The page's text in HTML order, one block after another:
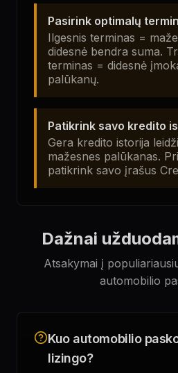
Pasirink optimalų
Ilgesnis terminas =
didesnė bendra suma.
terminas = didesnė
palūkanų.
Patikrink savo kredito
Gera kredito istorija
mažesnes palūkanas.
patikrink savo įrašus
Dažnai
Atsakymai į
automobilio
Kuo automobilio
lizingo?